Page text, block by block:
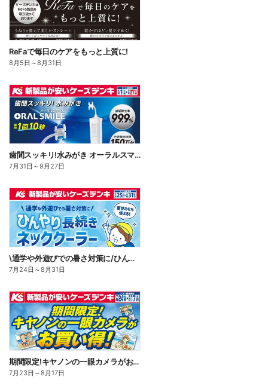
ReFaで毎日のケアをもっと上質に!
8月5日 ～8月31日
歯間スッキリ!水みがき オーラルスマイル
7月31日 ～9月27日
\通学や外遊びでの暑さ対策に/ひんやり長続きネッククーラー
7月24日 ～8月31日
期間限定!キヤノンの一眼カメラがお買い得!
7月23日 ～8月17日